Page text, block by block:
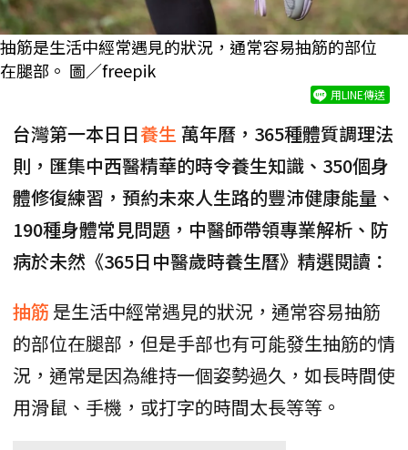
抽筋是生活中經常遇見的狀況，通常容易抽筋的部位
在腿部。 圖／freepik
用LINE傳送
台灣第一本日日養生 萬年曆，365種體質調理法
則，匯集中西醫精華的時令養生知識、350個身
體修復練習，預約未來人生路的豐沛健康能量、
190種身體常見問題，中醫師帶領專業解析、防
病於未然《365日中醫歲時養生曆》精選閱讀：
抽筋 是生活中經常遇見的狀況，通常容易抽筋
的部位在腿部，但是手部也有可能發生抽筋的情
況，通常是因為維持一個姿勢過久，如長時間使
用滑鼠、手機，或打字的時間太長等等。